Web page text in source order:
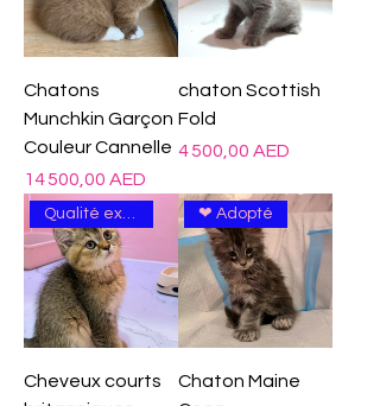
Chatons
Munchkin Garçon
Couleur Cannelle
Prix
14 500,00 AED
chaton Scottish
Fold
Prix
4 500,00 AED
Cheveux courts
❤ Adopté
Chaton Maine